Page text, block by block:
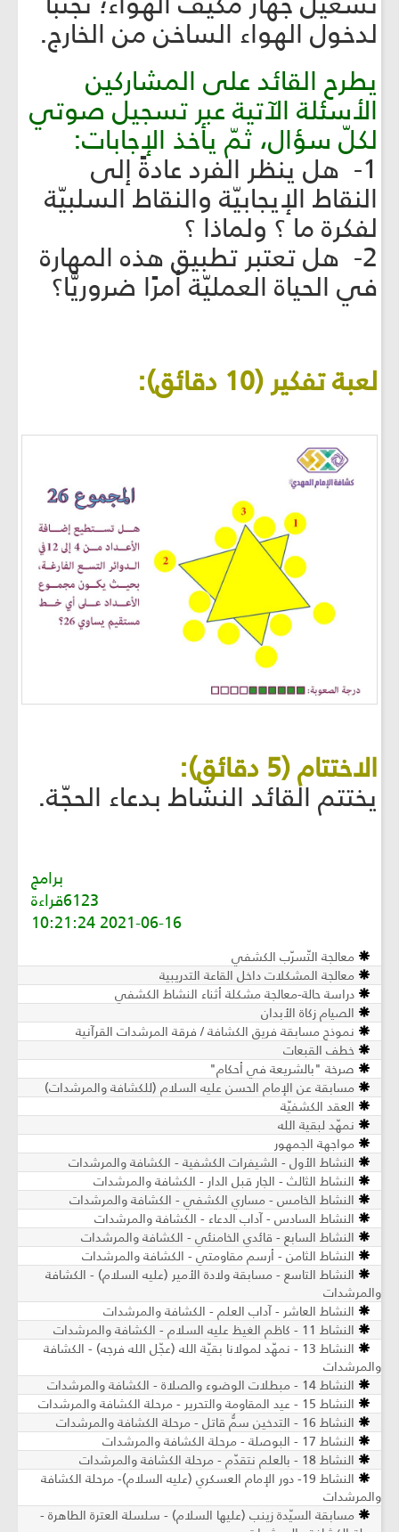
لدخول الهواء الساخن من الخارج.
يطرح القائد على المشاركين
الأسئلة الآتية عبر تسجيل صوتي
لكلّ سؤال، ثمّ يأخذ الإجابات:
1- هل ينظر الفرد عادةً إلى
النقاط الإيجابيّة والنقاط السلبيّة
لفكرة ما ؟ ولماذا ؟
2- هل تعتبر تطبيق هذه المهارة
في الحياة العمليّة أمرًا ضروريًّا؟
لعبة تفكير (10 دقائق):
الاختتام (5 دقائق):
يختتم القائد النشاط بدعاء الحجّة.
برامج
6123قراءة
2021-06-16 10:21:24
معالجة التّسرّب الكشفي
معالجة المشكلات داخل القاعة التدريبية
دراسة حالة-معالجة مشكلة أثناء النشاط الكشفي
الصيام زكاة الأبدان
نموذج مسابقة فريق الكشافة / فرقة المرشدات القرآنية
خطف القبعات
صرخة "بالشريعة في أحكام"
مسابقة عن الإمام الحسن عليه السلام (للكشافة والمرشدات)
العقد الكشفيّة
نمهّد لبقية الله
مواجهة الجمهور
النشاط الأول - الشيفرات الكشفية - الكشافة والمرشدات
النشاط الثالث - الجار قبل الدار - الكشافة والمرشدات
النشاط الخامس - مساري الكشفي - الكشافة والمرشدات
النشاط السادس - آداب الدعاء - الكشافة والمرشدات
النشاط السابع - قائدي الخامنئي - الكشافة والمرشدات
النشاط الثامن - أرسم مقاومتي - الكشافة والمرشدات
النشاط التاسع - مسابقة ولادة الأمير (عليه السلام) - الكشافة
والمرشدات
النشاط العاشر - آداب العلم - الكشافة والمرشدات
النشاط 11 - كاظم الغيظ عليه السلام - الكشافة والمرشدات
النشاط 13 - نمهّد لمولانا بقيّة الله (عجّل الله فرجه) - الكشافة
والمرشدات
النشاط 14 - مبطلات الوضوء والصلاة - الكشافة والمرشدات
النشاط 15 - عيد المقاومة والتحرير - مرحلة الكشافة والمرشدات
النشاط 16 - التدخين سمٌّ قاتل - مرحلة الكشافة والمرشدات
النشاط 17 - البوصلة - مرحلة الكشافة والمرشدات
النشاط 18 - بالعلم نتقدّم - مرحلة الكشافة والمرشدات
النشاط 19- دور الإمام العسكري (عليه السلام)- مرحلة الكشافة
والمرشدات
مسابقة السيّدة زينب (عليها السلام) - سلسلة العترة الطاهرة -